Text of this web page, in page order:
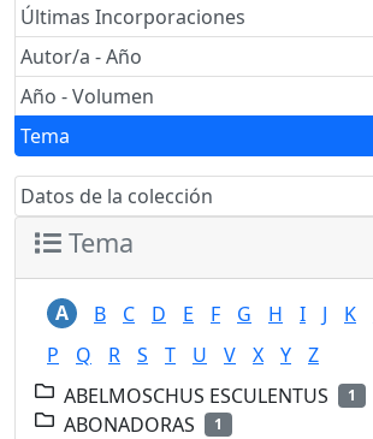
Últimas Incorporaciones
Autor/a - Año
Año - Volumen
Tema
Datos de la colección
Tema
A B C D E F G H I J K
P
Q R S T U V X Y
Z
ABELMOSCHUS ESCULENTUS
1
ABONADORAS 1